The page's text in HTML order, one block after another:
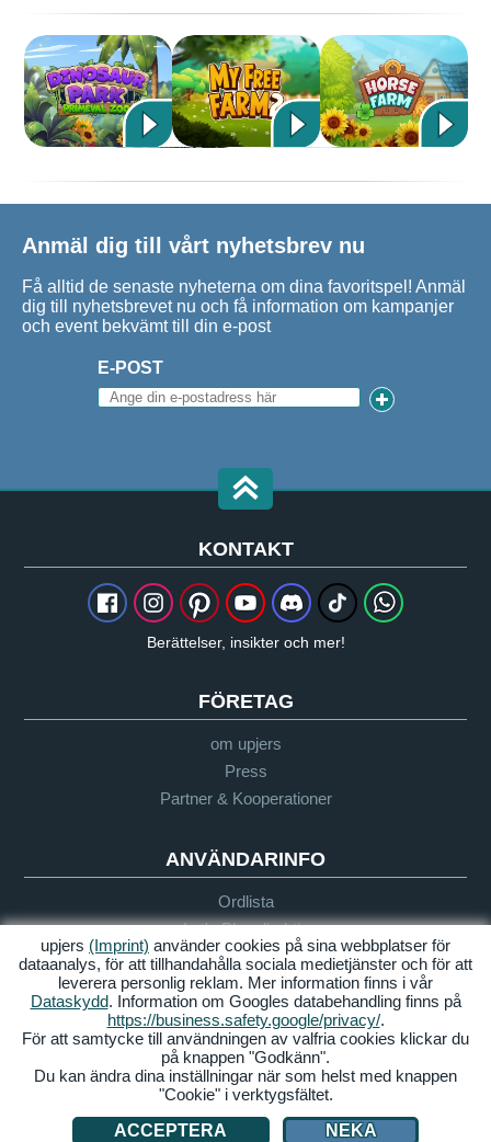
Anmäl dig till vårt nyhetsbrev nu
Få alltid de senaste nyheterna om dina favoritspel! Anmäl
dig till nyhetsbrevet nu och få information om kampanjer
och event bekvämt till din e-post
E-POST
KONTAKT
Berättelser, insikter och mer!
FÖRETAG
om upjers
Press
Partner & Kooperationer
ANVÄNDARINFO
Ordlista
Let's Play direktiv
Support
Imprint Integritetspolicy Villkor Tillgänglighet
Hantera Cookies
© 2026 upjers GmbH
upjers (Imprint) använder cookies på sina webbplatser för
dataanalys, för att tillhandahålla sociala medietjänster och för att
leverera personlig reklam. Mer information finns i vår
Dataskydd. Information om Googles databehandling finns på
https://business.safety.google/privacy/.
För att samtycke till användningen av valfria cookies klickar du
på knappen "Godkänn".
Du kan ändra dina inställningar när som helst med knappen
"Cookie" i verktygsfältet.
ACCEPTERA
NEKA